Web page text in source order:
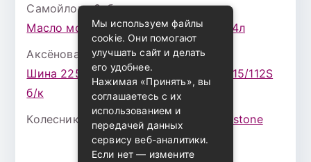
Самойлова Забавак записи
Масло моторное ZIC X7 (A+) 10W30 4л
Аксёнова Адельк записи
Шина 225/75 Р-16 Nokian Rotiva HT 115/112S
б/к
Колесникова Аурикак записи Bridgestone
Мы используем файлы
cookie. Они помогают
улучшать сайт и делать
его удобнее.
Нажимая «Принять», вы
соглашаетесь с их
использованием и
передачей данных
сервису веб-аналитики.
Если нет — измените